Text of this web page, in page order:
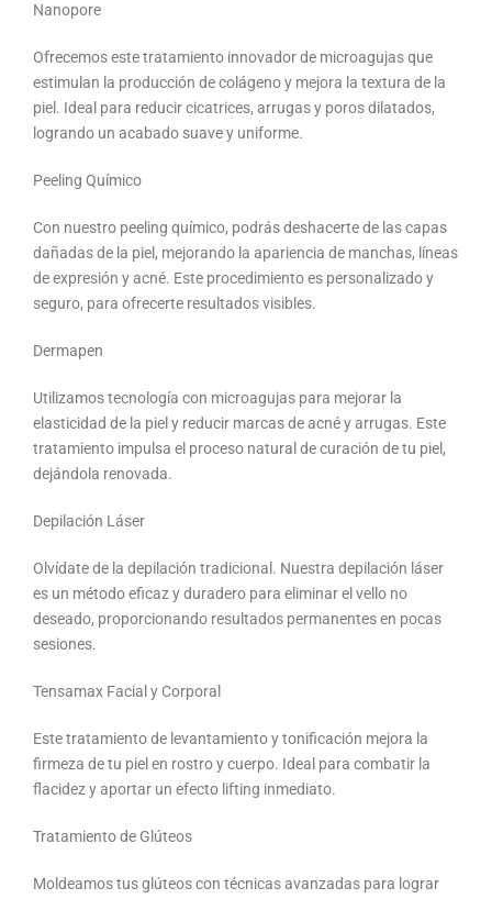
Nanopore
Ofrecemos este tratamiento innovador de microagujas que
estimulan la producción de colágeno y mejora la textura de la
piel. Ideal para reducir cicatrices, arrugas y poros dilatados,
logrando un acabado suave y uniforme.
Peeling Químico
Con nuestro peeling químico, podrás deshacerte de las capas
dañadas de la piel, mejorando la apariencia de manchas, líneas
de expresión y acné. Este procedimiento es personalizado y
seguro, para ofrecerte resultados visibles.
Dermapen
Utilizamos tecnología con microagujas para mejorar la
elasticidad de la piel y reducir marcas de acné y arrugas. Este
tratamiento impulsa el proceso natural de curación de tu piel,
dejándola renovada.
Depilación Láser
Olvídate de la depilación tradicional. Nuestra depilación láser
es un método eficaz y duradero para eliminar el vello no
deseado, proporcionando resultados permanentes en pocas
sesiones.
Tensamax Facial y Corporal
Este tratamiento de levantamiento y tonificación mejora la
firmeza de tu piel en rostro y cuerpo. Ideal para combatir la
flacidez y aportar un efecto lifting inmediato.
Tratamiento de Glúteos
Moldeamos tus glúteos con técnicas avanzadas para lograr